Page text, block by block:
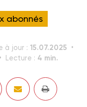
abonnés
à jour : 15.07.2025
Lecture : 4 min.